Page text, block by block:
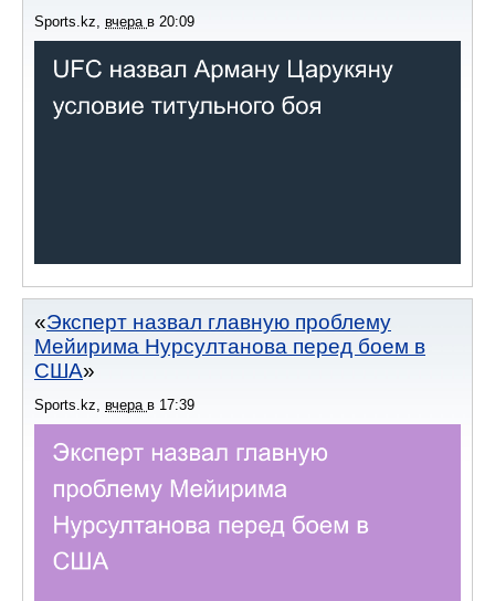
Sports.kz вчера в 20:09
Эксперт назвал главную проблему
Мейирима Нурсултанова перед боем в
США
Sports.kz вчера в 17:39